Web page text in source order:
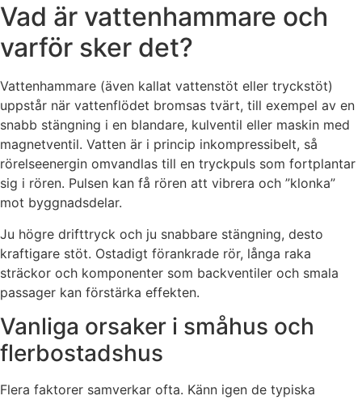
Vad är vattenhammare och
varför sker det?
Vattenhammare (även kallat vattenstöt eller tryckstöt)
uppstår när vattenflödet bromsas tvärt, till exempel av en
snabb stängning i en blandare, kulventil eller maskin med
magnetventil. Vatten är i princip inkompressibelt, så
rörelseenergin omvandlas till en tryckpuls som fortplantar
sig i rören. Pulsen kan få rören att vibrera och ”klonka”
mot byggnadsdelar.
Ju högre drifttryck och ju snabbare stängning, desto
kraftigare stöt. Ostadigt förankrade rör, långa raka
sträckor och komponenter som backventiler och smala
passager kan förstärka effekten.
Vanliga orsaker i småhus och
flerbostadshus
Flera faktorer samverkar ofta. Känn igen de typiska